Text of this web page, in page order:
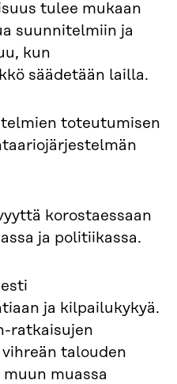
tulee mukaan
suunnitelmiin ja
kun
säädetään lailla.
toteutumisen
korostaessaan
ja politiikassa.
ja kilpailukykyä.
ratkaisujen
talouden
muassa